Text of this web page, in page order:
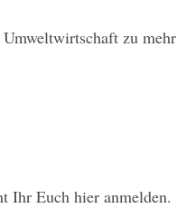
zu mehr
Ihr Euch hier anmelden.